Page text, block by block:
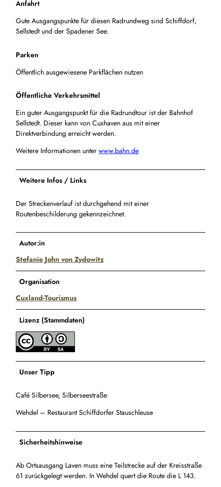
Anfahrt
Gute Ausgangspunkte für diesen Radrundweg sind Schiffdorf,
Sellstedt und der Spadener See.
Parken
Öffentlich ausgewiesene Parkflächen nutzen
Öffentliche Verkehrsmittel
Ein guter Ausgangspunkt für die Radrundtour ist der Bahnhof
Sellstedt. Dieser kann von Cuxhaven aus mit einer
Direktverbindung erreicht werden.
Weitere Informationen unter www.bahn.de
Weitere Infos / Links
Der Streckenverlauf ist durchgehend mit einer
Routenbeschilderung gekennzeichnet.
Autor:in
Stefanie John von Zydowitz
Organisation
Cuxland-Tourismus
Lizenz (Stammdaten)
Unser Tipp
Café Silbersee, Silberseestraße
Wehdel – Restaurant Schiffdorfer Stauschleuse
Sicherheitshinweise
Ab Ortsausgang Laven muss eine Teilstrecke auf der Kreisstraße
61 zurückgelegt werden. In Wehdel quert die Route die L 143.